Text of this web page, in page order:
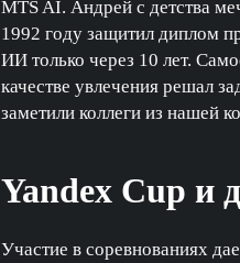
MTS AI. Андрей с детства
1992 году защитил диплом
ИИ только через 10 лет.
качестве увлечения решал
заметили коллеги из нашей
Yandex Cup и
Участие в соревнованиях